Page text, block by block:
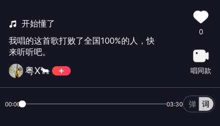
开始懂了
我唱的这首歌打败了全国100%的人，快
来听听吧。
粤X🐂
0
唱同款
00:00 03:30